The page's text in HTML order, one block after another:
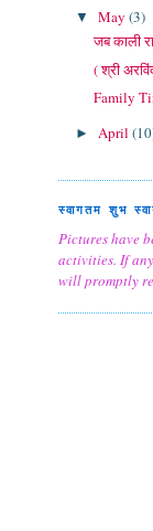
▼May(3)
जब काली
( श्री
Family
►April
स्वागतम शुभ
Pictures have
activities. If
will promptly